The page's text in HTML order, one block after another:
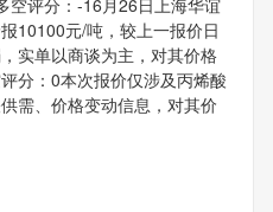
空评分：-16月26日上海华谊
10100元/吨，较上一报价日
实单以商谈为主，对其价格
分：0本次报价仅涉及丙烯酸
需、价格变动信息，对其价